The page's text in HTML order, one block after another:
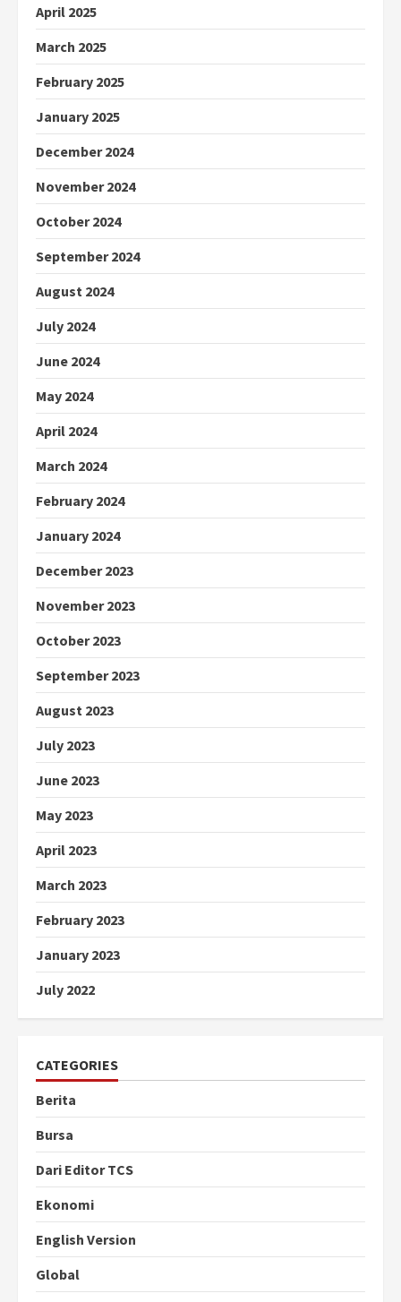
April 2025
March 2025
February 2025
January 2025
December 2024
November 2024
October 2024
September 2024
August 2024
July 2024
June 2024
May 2024
April 2024
March 2024
February 2024
January 2024
December 2023
November 2023
October 2023
September 2023
August 2023
July 2023
June 2023
May 2023
April 2023
March 2023
February 2023
January 2023
July 2022
CATEGORIES
Berita
Bursa
Dari Editor TCS
Ekonomi
English Version
Global